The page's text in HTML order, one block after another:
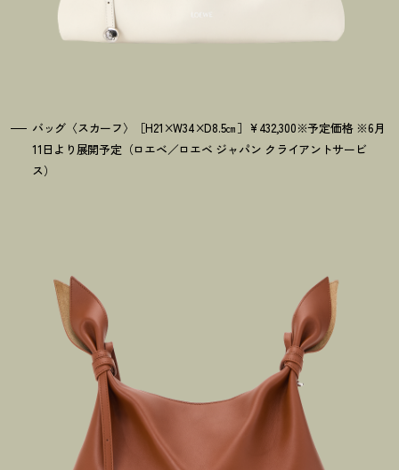
バッグ〈スカーフ〉［H21×W34×D8.5㎝］¥432,300※予定価格 ※6月
11日より展開予定（ロエベ／ロエベ ジャパン クライアントサービ
ス）